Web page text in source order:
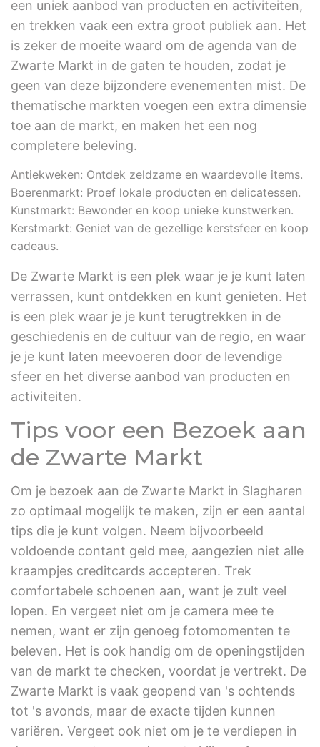
een uniek aanbod van producten en activiteiten,
en trekken vaak een extra groot publiek aan. Het
is zeker de moeite waard om de agenda van de
Zwarte Markt in de gaten te houden, zodat je
geen van deze bijzondere evenementen mist. De
thematische markten voegen een extra dimensie
toe aan de markt, en maken het een nog
completere beleving.
Antiekweken: Ontdek zeldzame en waardevolle items.
Boerenmarkt: Proef lokale producten en delicatessen.
Kunstmarkt: Bewonder en koop unieke kunstwerken.
Kerstmarkt: Geniet van de gezellige kerstsfeer en koop
cadeaus.
De Zwarte Markt is een plek waar je je kunt laten
verrassen, kunt ontdekken en kunt genieten. Het
is een plek waar je je kunt terugtrekken in de
geschiedenis en de cultuur van de regio, en waar
je je kunt laten meevoeren door de levendige
sfeer en het diverse aanbod van producten en
activiteiten.
Tips voor een Bezoek aan
de Zwarte Markt
Om je bezoek aan de Zwarte Markt in Slagharen
zo optimaal mogelijk te maken, zijn er een aantal
tips die je kunt volgen. Neem bijvoorbeeld
voldoende contant geld mee, aangezien niet alle
kraampjes creditcards accepteren. Trek
comfortabele schoenen aan, want je zult veel
lopen. En vergeet niet om je camera mee te
nemen, want er zijn genoeg fotomomenten te
beleven. Het is ook handig om de openingstijden
van de markt te checken, voordat je vertrekt. De
Zwarte Markt is vaak geopend van 's ochtends
tot 's avonds, maar de exacte tijden kunnen
variëren. Vergeet ook niet om je te verdiepen in